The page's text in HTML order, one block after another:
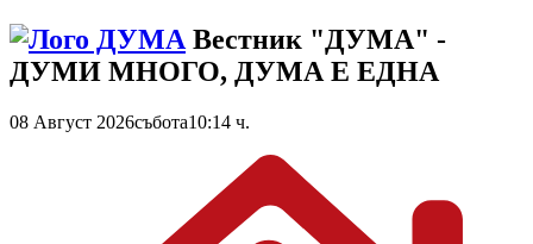
Вестник "ДУМА" -
ДУМИ МНОГО, ДУМА Е ЕДНА
08 Август 2026събота10:14 ч.